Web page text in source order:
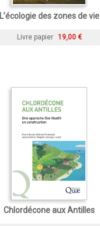
L’écologie des zones de vie
Livre papier 19,00 €
Chlordécone aux Antilles